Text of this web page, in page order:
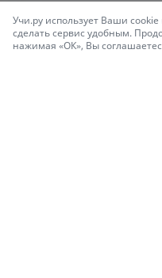
Учи.ру использует Ваши
сделать сервис удобным.
нажимая «ОК», Вы